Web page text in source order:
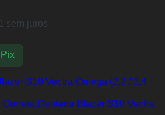
sem juros